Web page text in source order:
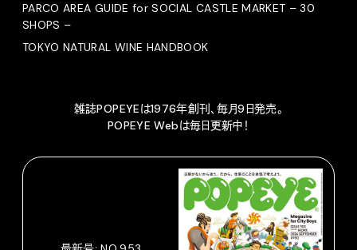
PARCO AREA GUIDE for SOCIAL CASTLE MARKET – 30
SHOPS –
TOKYO NATURAL WINE HANDBOOK
雑誌POPEYEは1976年創刊、毎月9日発売。
POPEYE Webは毎日更新中！